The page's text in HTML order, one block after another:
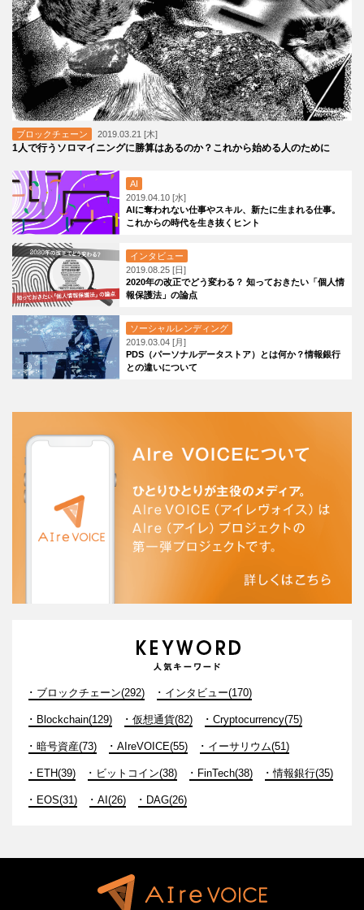
ブロックチェーン 2019.03.21 [木]
1人で行うソロマイニングに勝算はあるのか？これから始める人のために
AI
2019.04.10 [水]
AIに奪われない仕事やスキル、新たに生まれる仕事。
これからの時代を生き抜くヒント
インタビュー
2019.08.25 [日]
2020年の改正でどう変わる？ 知っておきたい「個人情
報保護法」の論点
ソーシャルレンディング
2019.03.04 [月]
PDS（パーソナルデータストア）とは何か？情報銀行
との違いについて
ブロックチェーン(292) インタビュー(170)
Blockchain(129) 仮想通貨(82) Cryptocurrency(75)
暗号資産(73) AIreVOICE(55) イーサリウム(51)
ETH(39) ビットコイン(38) FinTech(38) 情報銀行(35)
EOS(31) AI(26) DAG(26)